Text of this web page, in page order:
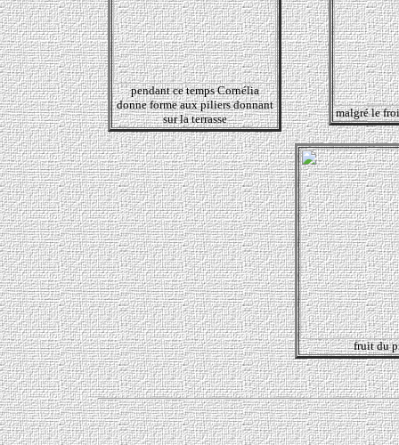
pendant ce temps Cornélia
donne forme aux piliers donnant
sur la terrasse
malgré le
fruit du